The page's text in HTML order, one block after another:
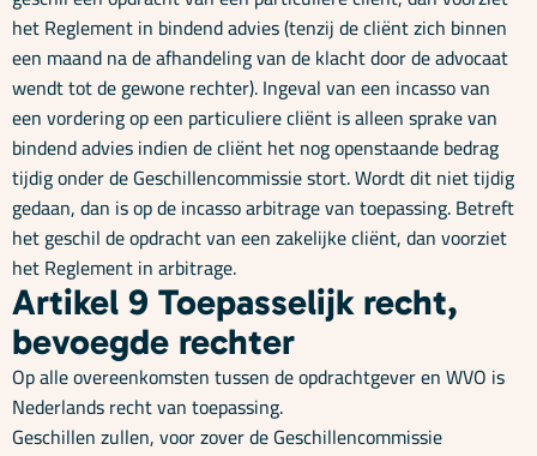
het Reglement in bindend advies (tenzij de cliënt zich binnen
een maand na de afhandeling van de klacht door de advocaat
wendt tot de gewone rechter). Ingeval van een incasso van
een vordering op een particuliere cliënt is alleen sprake van
bindend advies indien de cliënt het nog openstaande bedrag
tijdig onder de Geschillencommissie stort. Wordt dit niet tijdig
gedaan, dan is op de incasso arbitrage van toepassing. Betreft
het geschil de opdracht van een zakelijke cliënt, dan voorziet
het Reglement in arbitrage.
Artikel 9 Toepasselijk recht,
bevoegde rechter
Op alle overeenkomsten tussen de opdrachtgever en WVO is
Nederlands recht van toepassing.
Geschillen zullen, voor zover de Geschillencommissie